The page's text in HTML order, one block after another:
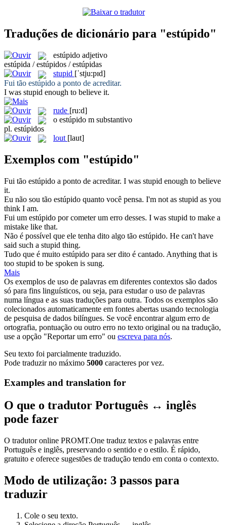
Traduções de dicionário para "estúpido"
estúpido adjetivo
estúpida / estúpidos / estúpidas
stupid [ˈstju:pɪd]
Fui tão estúpido a ponto de acreditar.
I was stupid enough to believe it.
rude [ru:d]
o estúpido m substantivo
pl. estúpidos
lout [laut]
Exemplos com "estúpido"
Fui tão estúpido a ponto de acreditar. I was stupid enough to believe
it.
Eu não sou tão estúpido quanto você pensa. I'm not as stupid as you
think I am.
Fui um estúpido por cometer um erro desses. I was stupid to make a
mistake like that.
Não é possível que ele tenha dito algo tão estúpido. He can't have
said such a stupid thing.
Tudo que é muito estúpido para ser dito é cantado. Anything that is
too stupid to be spoken is sung.
Mais
Os exemplos de uso de palavras em diferentes contextos são dados
só para fins linguísticos, ou seja, para estudar o uso de palavras
numa língua e as suas traduções para outra. Todos os exemplos são
colecionados automaticamente em fontes abertas usando tecnologia
de pesquisa de dados bilíngues. Se você encontrar algum erro de
ortografia, pontuação ou outro erro no texto original ou na tradução,
use a opção "Reportar um erro" ou escreva para nós.
Seu texto foi parcialmente traduzido.
Pode traduzir no máximo 5000 caracteres por vez.
Examples and translation for
O que o tradutor Português ↔ inglês
pode fazer
O tradutor online PROMT.One traduz textos e palavras entre
Português e inglês, preservando o sentido e o estilo. É rápido,
gratuito e oferece sugestões de tradução tendo em conta o contexto.
Modo de utilização: 3 passos para
traduzir
Cole o seu texto.